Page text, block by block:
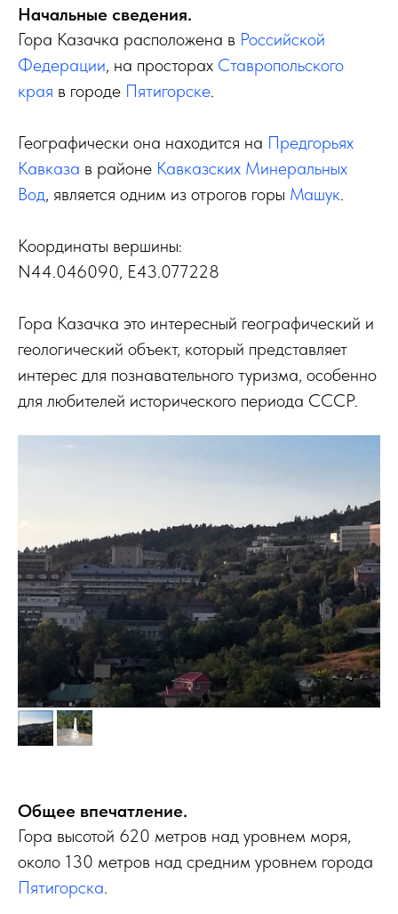
Начальные сведения.
Гора Казачка расположена в Российской
Федерации, на просторах Ставропольского
края в городе Пятигорске.
Географически она находится на Предгорьях
Кавказа в районе Кавказских Минеральных
Вод, является одним из отрогов горы Машук.
Координаты вершины:
N44.046090, E43.077228
Гора Казачка это интересный географический и
геологический объект, который представляет
интерес для познавательного туризма, особенно
для любителей исторического периода СССР.
Общее впечатление.
Гора высотой 620 метров над уровнем моря,
около 130 метров над средним уровнем города
Пятигорска.